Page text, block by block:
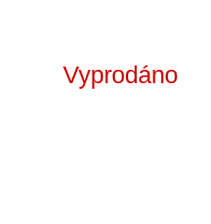
Vyprodáno